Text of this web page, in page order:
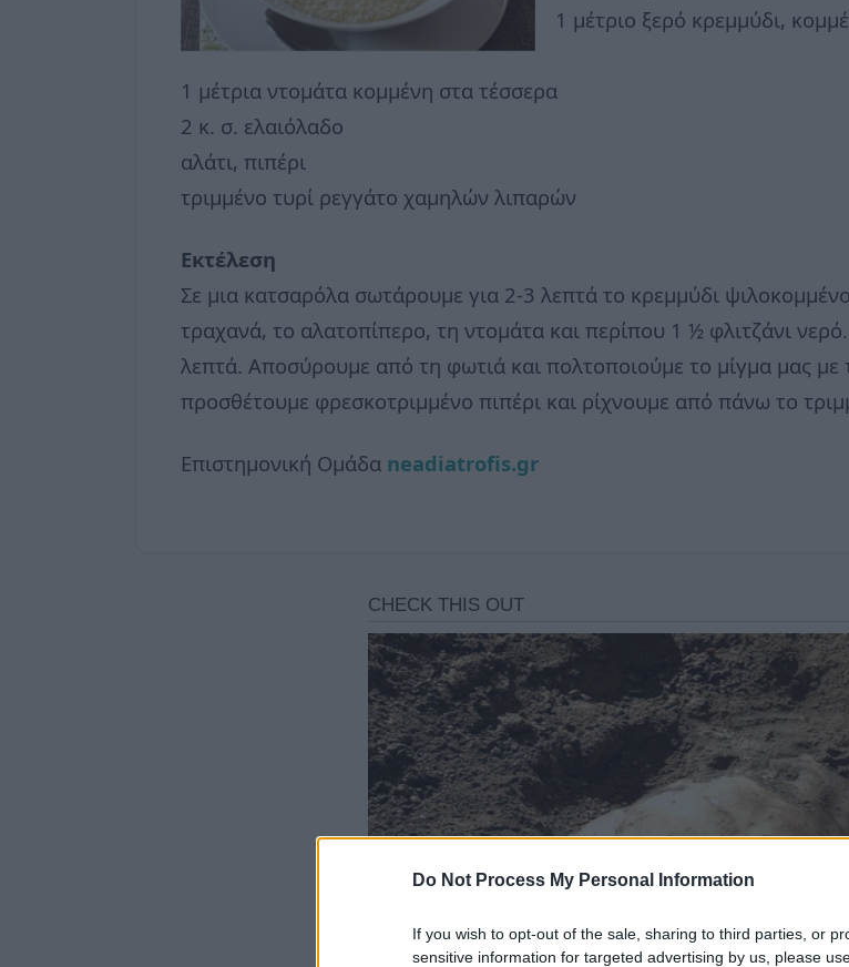
Do Not Process My Personal Information
If you wish to opt-out of the sale, sharing to third parties, or
sensitive information for targeted advertising by us, please
1 μέτριο ξερό κρεμμύδι,
1 μέτρια ντομάτα κομμένη στα τέσσερα
2 κ. σ. ελαιόλαδο
αλάτι, πιπέρι
τριμμένο τυρί ρεγγάτο χαμηλών λιπαρών
Εκτέλεση
Σε μια κατσαρόλα σωτάρουμε για 2-3 λεπτά το κρεμμύδι
τραχανά, το αλατοπίπερο, τη ντομάτα και περίπου 1 ½ φλιτζάνι
λεπτά. Αποσύρουμε από τη φωτιά και πολτοποιούμε το μίγμα μας με
προσθέτουμε φρεσκοτριμμένο πιπέρι και ρίχνουμε από πάνω το
Επιστημονική Ομάδα neadiatrofis.gr